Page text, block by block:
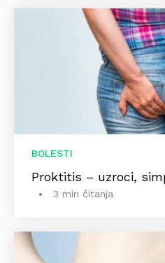
BOLESTI
Proktitis – uzroci,
3 min čitanja